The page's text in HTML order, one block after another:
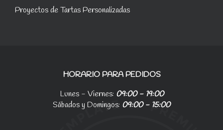
Proyectos de Tartas Personalizadas
HORARIO PARA PEDIDOS
Lunes - Viernes: 09:00 - 19:00
Sábados y Domingos: 09:00 - 15:00